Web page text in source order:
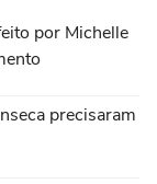
por Michelle
precisaram